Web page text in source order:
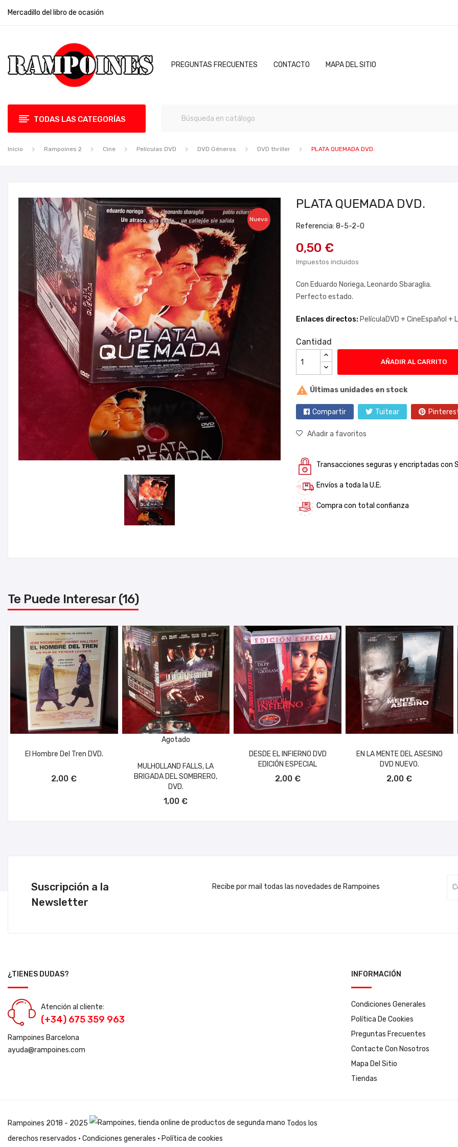
Mercadillo del libro de ocasión
PREGUNTAS FRECUENTES CONTACTO MAPA DEL SITIO
TODAS LAS CATEGORÍAS
Inicio Rampoines 2 Cine Películas DVD DVD Géneros DVD thriller PLATA QUEMADA DVD.
Nuevo
PLATA QUEMADA DVD.
Referencia: 8-5-2-0
0,50 €
Impuestos incluidos
Con Eduardo Noriega, Leonardo Sbaraglia.
Perfecto estado.
Enlaces directos: PelículaDVD +CineEspañol +
Cantidad
AÑADIR AL CARRITO
 Últimas unidades en stock
Compartir Tuitear
Añadir a favoritos
Transacciones seguras y encriptadas con
Envíos a toda la U.E.
Compra con total confianza
Te Puede Interesar (16)
El Hombre Del Tren DVD.
2,00 €
Agotado
MULHOLLAND FALLS, LA
BRIGADA DEL SOMBRERO,
DVD.
1,00 €
DESDE EL INFIERNO DVD
EDICIÓN ESPECIAL
2,00 €
EN LA MENTE DEL ASESINO
DVD NUEVO.
2,00 €
Suscripción a la
Newsletter
Recibe por mail todas las novedades de Rampoines
¿TIENES DUDAS?
Atención al cliente:
(+34) 675 359 963
Rampoines Barcelona
ayuda@rampoines.com
INFORMACIÓN
Condiciones Generales
Política De Cookies
Preguntas Frecuentes
Contacte Con Nosotros
Mapa Del Sitio
Tiendas
Rampoines 2018 - 2025
Todos los
derechos reservados · Condiciones generales · Política de cookies